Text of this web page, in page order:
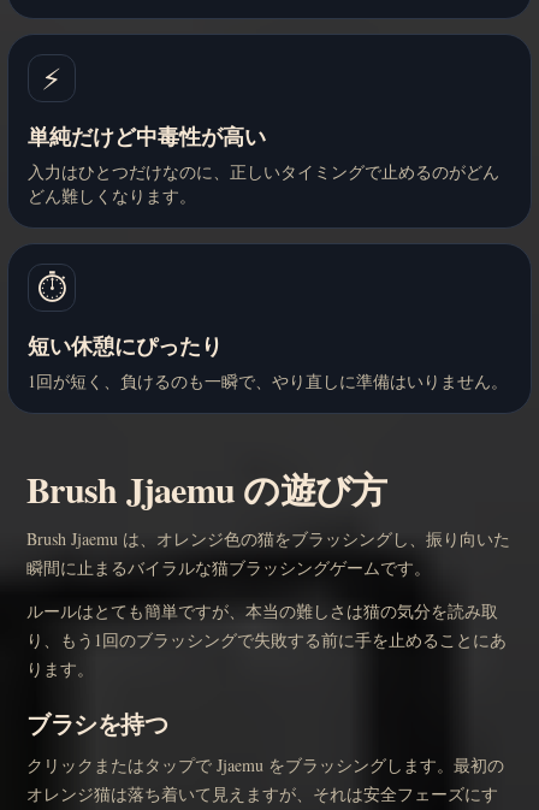
⚡
単純だけど中毒性が高い
入力はひとつだけなのに、正しいタイミングで止めるのがどん
どん難しくなります。
⏱️
短い休憩にぴったり
1回が短く、負けるのも一瞬で、やり直しに準備はいりません。
Brush Jjaemu の遊び方
Brush Jjaemu は、オレンジ色の猫をブラッシングし、振り向いた
瞬間に止まるバイラルな猫ブラッシングゲームです。
ルールはとても簡単ですが、本当の難しさは猫の気分を読み取
り、もう1回のブラッシングで失敗する前に手を止めることにあ
ります。
ブラシを持つ
クリックまたはタップで Jjaemu をブラッシングします。最初の
オレンジ猫は落ち着いて見えますが、それは安全フェーズにす